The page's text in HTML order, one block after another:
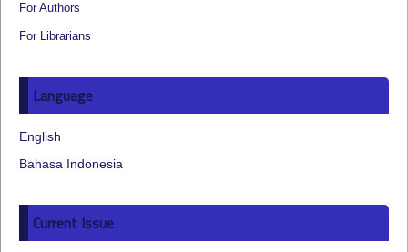
For Authors
For Librarians
Language
English
Bahasa Indonesia
Current Issue